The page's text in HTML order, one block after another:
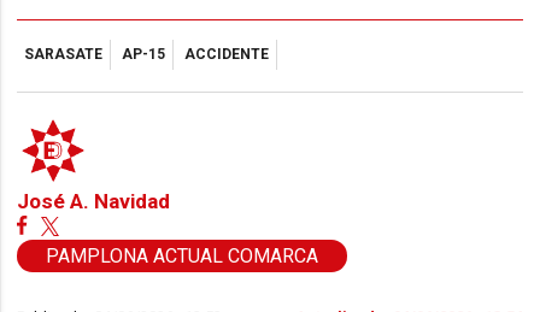
SARASATE AP-15 ACCIDENTE
José A. Navidad
PAMPLONA ACTUAL COMARCA